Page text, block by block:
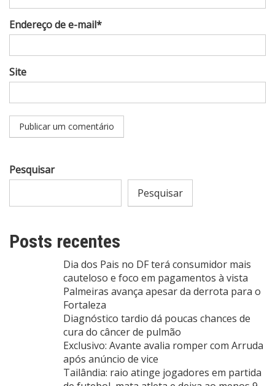
Endereço de e-mail*
Site
Pesquisar
Pesquisar
Posts recentes
Dia dos Pais no DF terá consumidor mais
cauteloso e foco em pagamentos à vista
Palmeiras avança apesar da derrota para o
Fortaleza
Diagnóstico tardio dá poucas chances de
cura do câncer de pulmão
Exclusivo: Avante avalia romper com Arruda
após anúncio de vice
Tailândia: raio atinge jogadores em partida